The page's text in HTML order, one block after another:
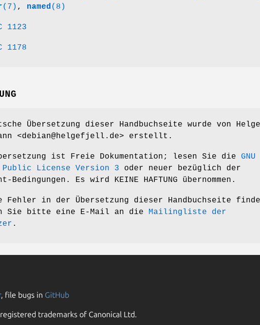
(7) , named (8)
1123
1178
Übersetzung dieser Handbuchseite wurde von Helge
<debian@helgefjell.de> erstellt.
ist Freie Dokumentation; lesen Sie die GNU
Public License Version 3 oder neuer bezüglich der
Bedingungen. Es wird KEINE HAFTUNG übernommen.
Fehler in der Übersetzung dieser Handbuchseite
Sie bitte eine E-Mail an die Mailingliste der
.
, file bugs in GitHub
trademarks of Canonical Ltd.